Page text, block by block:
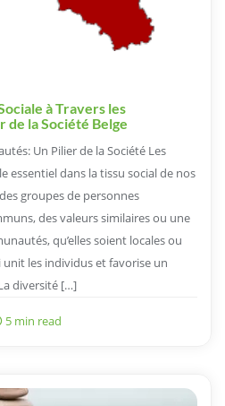
à Travers les
de la Société Belge
Un Pilier de la Société Les
essentiel dans la tissu social de nos
groupes de personnes
des valeurs similaires ou une
qu’elles soient locales ou
les individus et favorise un
diversité […]
5 min read